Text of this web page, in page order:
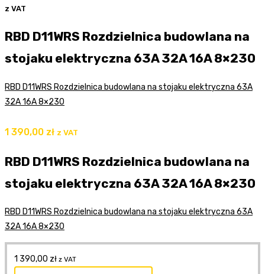
z VAT
RBD D11WRS Rozdzielnica budowlana na
stojaku elektryczna 63A 32A 16A 8×230
RBD D11WRS Rozdzielnica budowlana na stojaku elektryczna 63A
32A 16A 8×230
1 390,00 zł z VAT
RBD D11WRS Rozdzielnica budowlana na
stojaku elektryczna 63A 32A 16A 8×230
RBD D11WRS Rozdzielnica budowlana na stojaku elektryczna 63A
32A 16A 8×230
1 390,00 zł z VAT